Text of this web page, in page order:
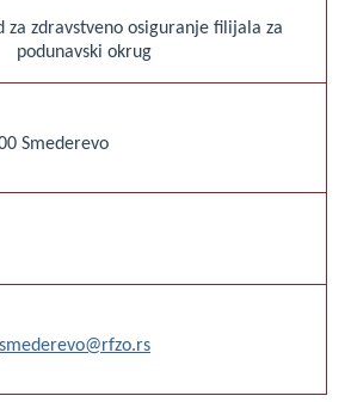
za zdravstveno osiguranje filijala za
podunavski okrug
Smederevo
smederevo@rfzo.rs